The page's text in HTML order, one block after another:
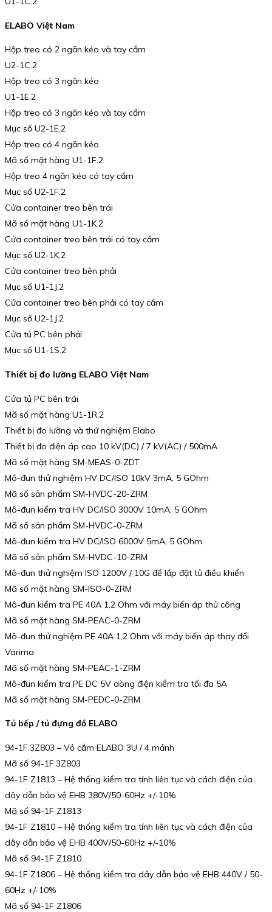
ELABO Việt Nam
Hộp treo có 2 ngăn kéo và tay cầm
U2-1C.2
Hộp treo có 3 ngăn kéo
U1-1E.2
Hộp treo có 3 ngăn kéo và tay cầm
Mục số U2-1E.2
Hộp treo có 4 ngăn kéo
Mã số mặt hàng U1-1F.2
Hộp treo 4 ngăn kéo có tay cầm
Mục số U2-1F.2
Cửa container treo bên trái
Mã số mặt hàng U1-1K.2
Cửa container treo bên trái có tay cầm
Mục số U2-1K.2
Cửa container treo bên phải
Mục số U1-1J.2
Cửa container treo bên phải có tay cầm
Mục số U2-1J.2
Cửa tủ PC bên phải
Mục số U1-1S.2
Thiết bị đo lường ELABO Việt Nam
Cửa tủ PC bên trái
Mã số mặt hàng U1-1R.2
Thiết bị đo lường và thử nghiệm Elabo
Thiết bị đo điện áp cao 10 kV(DC) / 7 kV(AC) / 500mA
Mã số mặt hàng SM-MEAS-0-ZDT
Mô-đun thử nghiệm HV DC/ISO 10kV 3mA, 5 GOhm
Mã số sản phẩm SM-HVDC-20-ZRM
Mô-đun kiểm tra HV DC/ISO 3000V 10mA, 5 GOhm
Mã số sản phẩm SM-HVDC-0-ZRM
Mô-đun kiểm tra HV DC/ISO 6000V 5mA, 5 GOhm
Mã số sản phẩm SM-HVDC-10-ZRM
Mô-đun thử nghiệm ISO 1200V / 10G để lắp đặt tủ điều khiển
Mã số mặt hàng SM-ISO-0-ZRM
Mô-đun kiểm tra PE 40A 1,2 Ohm với máy biến áp thủ công
Mã số mặt hàng SM-PEAC-0-ZRM
Mô-đun thử nghiệm PE 40A 1,2 Ohm với máy biến áp thay đổi
Varima
Mã số mặt hàng SM-PEAC-1-ZRM
Mô-đun kiểm tra PE DC 5V dòng điện kiểm tra tối đa 5A
Mã số mặt hàng SM-PEDC-0-ZRM
Tủ bếp / tủ đựng đồ ELABO
94-1F.3Z803 – Vỏ cắm ELABO 3U / 4 mảnh
Mã số 94-1F.3Z803
94-1F Z1813 – Hệ thống kiểm tra tính liên tục và cách điện của
dây dẫn bảo vệ EHB 380V/50-60Hz +/-10%
Mã số 94-1F Z1813
94-1F Z1810 – Hệ thống kiểm tra tính liên tục và cách điện của
dây dẫn bảo vệ EHB 400V/50-60Hz +/-10%
Mã số 94-1F Z1810
94-1F Z1806 – Hệ thống kiểm tra dây dẫn bảo vệ EHB 440V / 50-
60Hz +/-10%
Mã số 94-1F Z1806